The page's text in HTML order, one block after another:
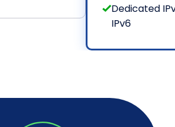
Dedicated
IPv6